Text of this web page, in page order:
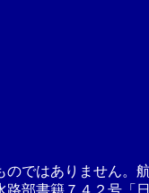
のではありません。
部書籍７４２号「